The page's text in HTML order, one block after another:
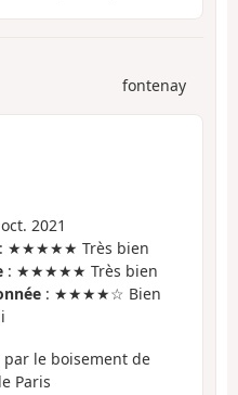
fontenay
2021
: ★★★★★ Très bien
: ★★★★★ Très bien
: ★★★★☆ Bien
le boisement de
Paris